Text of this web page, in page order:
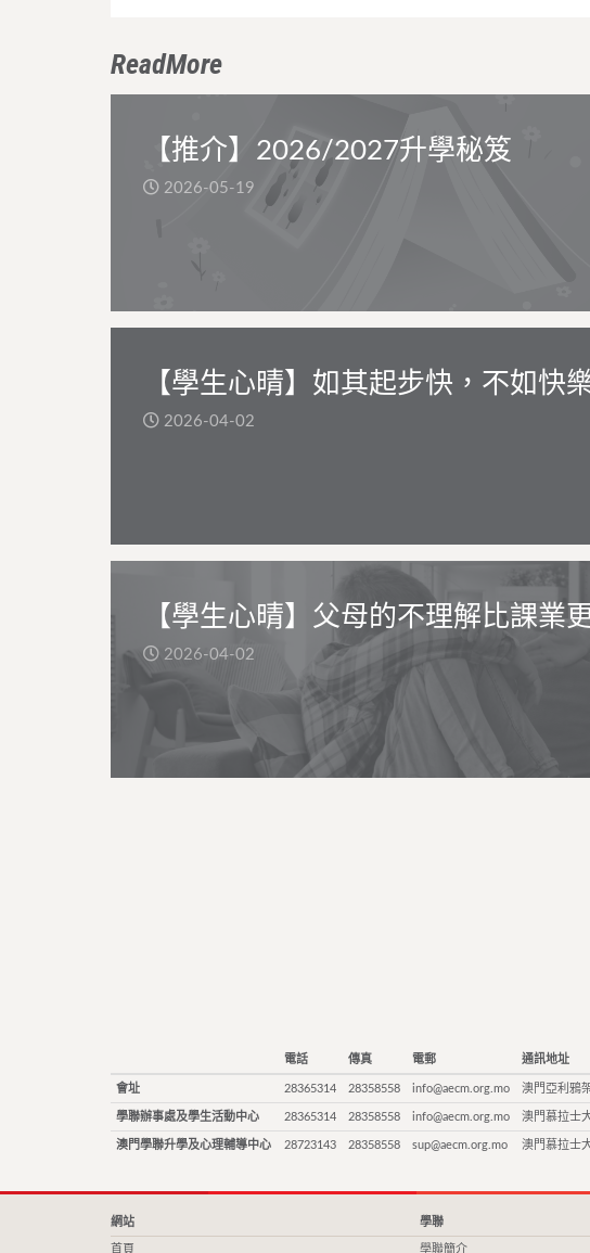
ReadMore
【推介】2026/2027升學秘笈
2026-05-19
【學生心晴】如其起步快，不如快
2026-04-02
【學生心晴】父母的不理解比課業
2026-04-02
電話 傳真 電郵 通訊地址
會址 28365314 28358558 info@aecm.org.mo 澳門亞利鴉
學聯辦事處及學生活動中心 28365314 28358558 info@aecm.org.mo 澳門慕拉士
澳門學聯升學及心理輔導中心 28723143 28358558 sup@aecm.org.mo 澳門慕拉士
網站
首頁
學聯
學聯簡介